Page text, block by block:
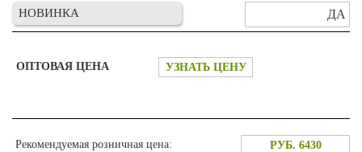
НОВИНКА ДА
ОПТОВАЯ ЦЕНА УЗНАТЬ ЦЕНУ
Рекомендуемая розничная цена: РУБ. 6430